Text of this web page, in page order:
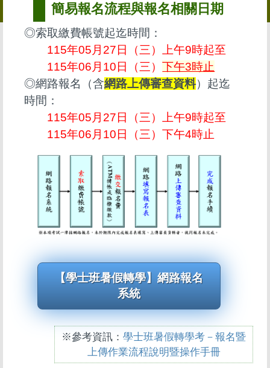
簡易報名流程與報名相關日期
◎索取繳費帳號起迄時間：
115年05月27日（三）上午9時起至
115年06月10日（三）下午3時止
◎網路報名（含網路上傳審查資料）起迄
時間：
115年05月27日（三）上午9時起至
115年06月10日（三）下午4時止
【學士班暑假轉學】網路報名
系統
※參考資訊：學士班暑假轉學考－報名暨
上傳作業流程說明暨操作手冊